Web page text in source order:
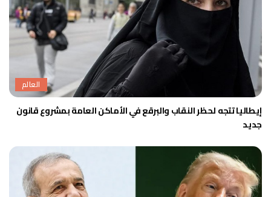
العالم
إيطاليا تتجه لحظر النقاب والبرقع في الأماكن العامة بمشروع قانون
جديد